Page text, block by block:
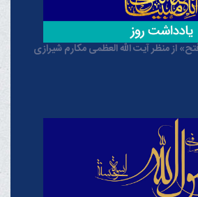
از منظر آیت الله العظمی مکارم شیرازی